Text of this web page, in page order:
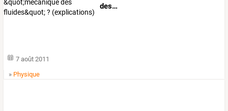
des…
7 août 2011
» Physique